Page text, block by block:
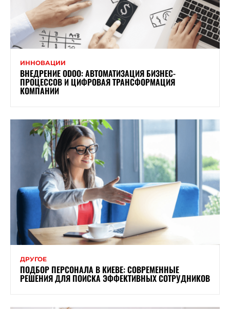
ИННОВАЦИИ
ВНЕДРЕНИЕ ODOO: АВТОМАТИЗАЦИЯ БИЗНЕС-
ПРОЦЕССОВ И ЦИФРОВАЯ ТРАНСФОРМАЦИЯ
КОМПАНИИ
ДРУГОЕ
ПОДБОР ПЕРСОНАЛА В КИЕВЕ: СОВРЕМЕННЫЕ
РЕШЕНИЯ ДЛЯ ПОИСКА ЭФФЕКТИВНЫХ СОТРУДНИКОВ